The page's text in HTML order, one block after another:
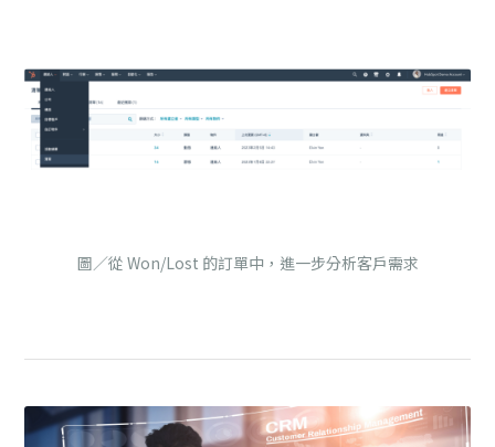
圖／從 Won/Lost 的訂單中，進一步分析客戶需求